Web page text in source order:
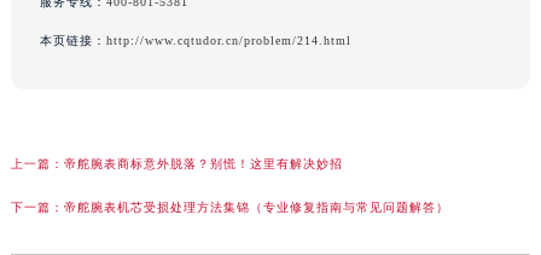
本页链接： http://www.cqtudor.cn/problem/214.html
上一篇： 帝舵腕表商标意外脱落？别慌！这里有解决妙招
下一篇： 帝舵腕表机芯受损处理方法集锦（专业修复指南与常见问题解答）